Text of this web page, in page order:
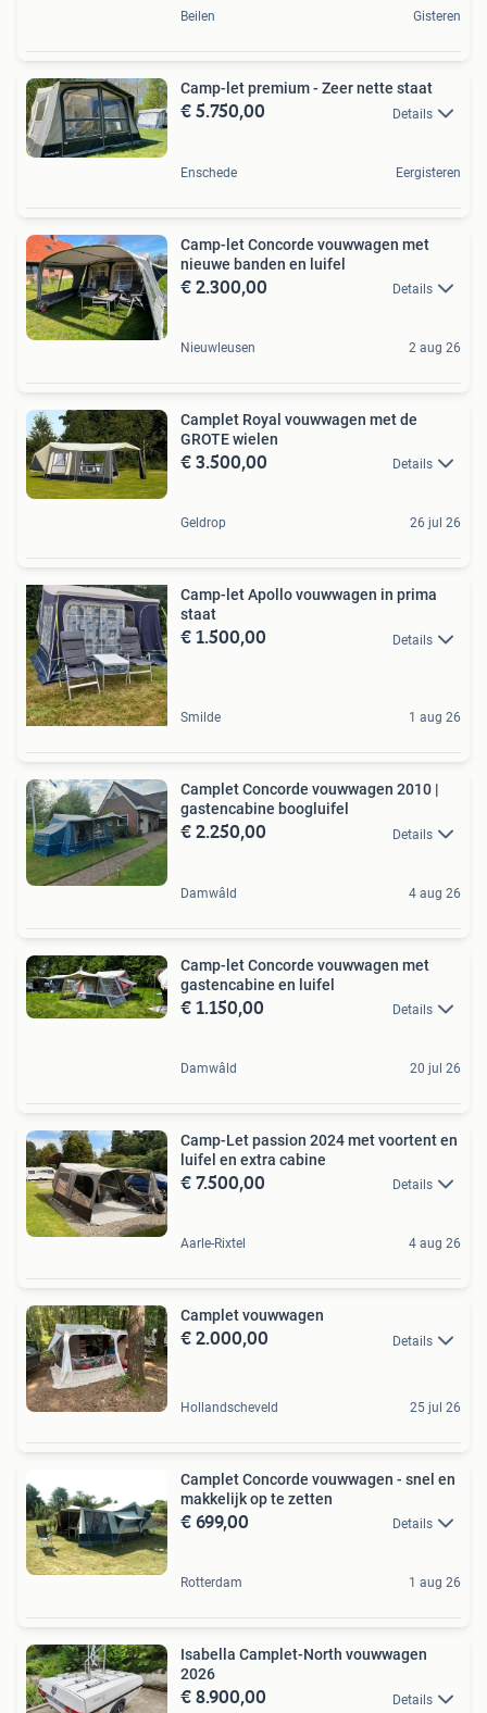
Beilen Gisteren
Camp-let premium - Zeer nette staat
€ 5.750,00 Details
Enschede Eergisteren
Camp-let Concorde vouwwagen met
nieuwe banden en luifel
€ 2.300,00 Details
Nieuwleusen 2 aug 26
Camplet Royal vouwwagen met de
GROTE wielen
€ 3.500,00 Details
Geldrop 26 jul 26
Camp-let Apollo vouwwagen in prima
staat
€ 1.500,00 Details
Smilde 1 aug 26
Camplet Concorde vouwwagen 2010 |
gastencabine boogluifel
€ 2.250,00 Details
Damwâld 4 aug 26
Camp-let Concorde vouwwagen met
gastencabine en luifel
€ 1.150,00 Details
Damwâld 20 jul 26
Camp-Let passion 2024 met voortent en
luifel en extra cabine
€ 7.500,00 Details
Aarle-Rixtel 4 aug 26
Camplet vouwwagen
€ 2.000,00 Details
Hollandscheveld 25 jul 26
Camplet Concorde vouwwagen - snel en
makkelijk op te zetten
€ 699,00 Details
Rotterdam 1 aug 26
Isabella Camplet-North vouwwagen
2026
€ 8.900,00 Details